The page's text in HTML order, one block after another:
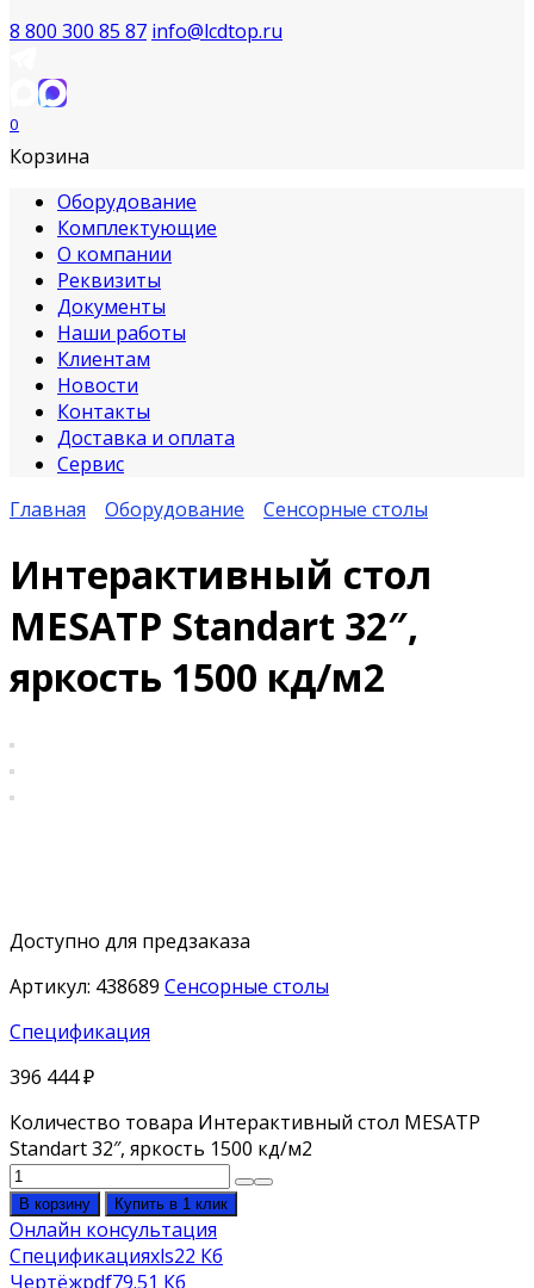
8 800 300 85 87 info@lcdtop.ru
0
Корзина
Оборудование
Комплектующие
О компании
Реквизиты
Документы
Наши работы
Клиентам
Новости
Контакты
Доставка и оплата
Сервис
Главная
Оборудование Сенсорные столы
Интерактивный стол
MESATP Standart 32″,
яркость 1500 кд/м2
Доступно для предзаказа
Артикул: 438689 Сенсорные столы
Спецификация
396 444₽
Количество товара Интерактивный стол MESATP
Standart 32″, яркость 1500 кд/м2
В корзину Купить в 1 клик
Онлайн консультация
Спецификацияxls22 Кб
Чертёжpdf79.51 Кб